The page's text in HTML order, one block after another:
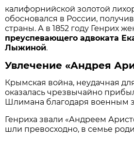
калифорнийской золотой
обосновался в России,
страны. А в 1852 году Генрих
преуспевающего адвоката
Лыжиной.
Увлечение «Андрея
Крымская война, неудачная
оказалась чрезвычайно
Шлимана благодаря военным
Генриха звали «Андреем
шли превосходно, в семье